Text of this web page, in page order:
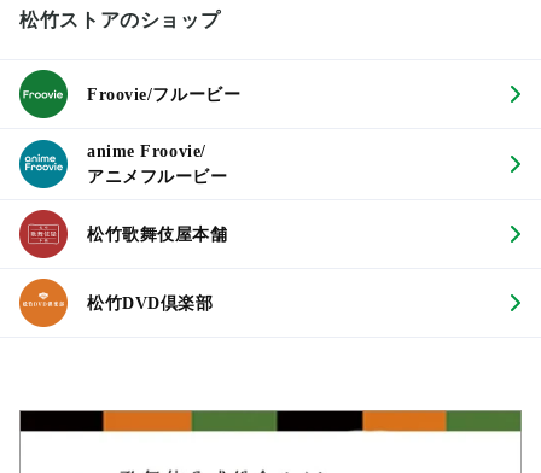
松竹ストアのショップ
Froovie/フルービー
anime Froovie/
アニメフルービー
松竹歌舞伎屋本舗
松竹DVD倶楽部